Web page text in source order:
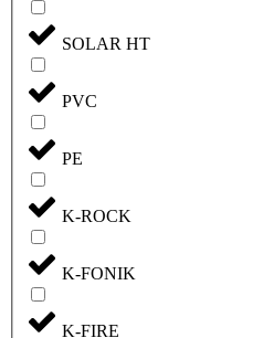
SOLAR HT
PVC
PE
K-ROCK
K-FONIK
K-FIRE